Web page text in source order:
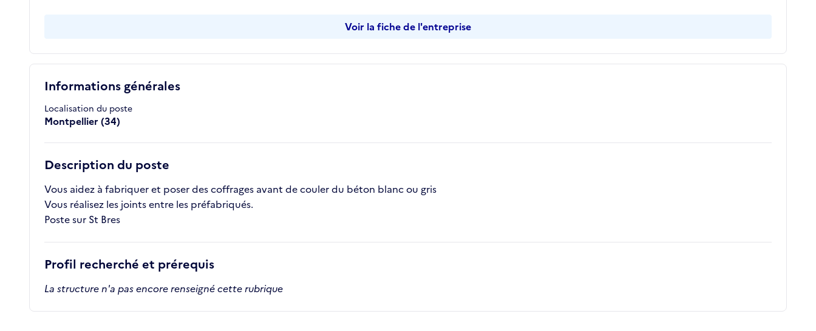
Informations générales
Localisation du poste
Montpellier (34)
Description du poste
Vous aidez à fabriquer et poser des coffrages avant de couler du béton blanc ou gris
Vous réalisez les joints entre les préfabriqués.
Poste sur St Bres
Profil recherché et prérequis
La structure n'a pas encore renseigné cette rubrique
Voir la fiche de l'entreprise